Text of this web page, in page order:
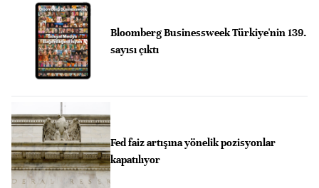
Bloomberg Businessweek Türkiye'nin 139.
sayısı çıktı
Fed faiz artışına yönelik pozisyonlar
kapatılıyor